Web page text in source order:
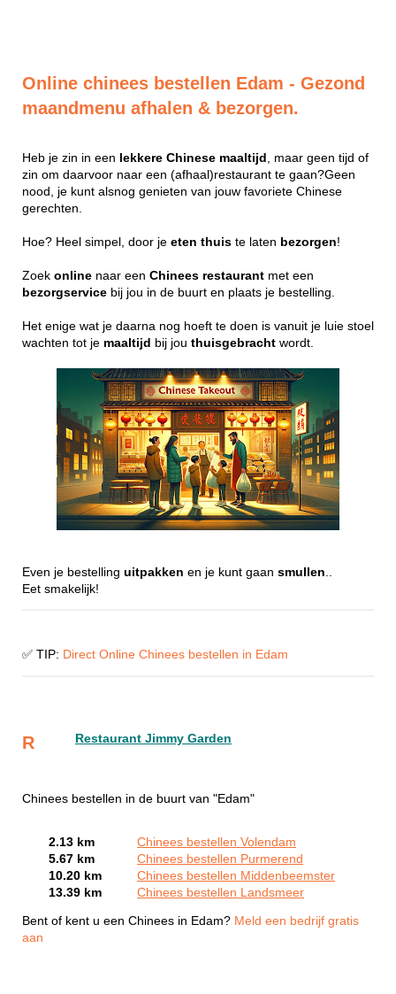
Online chinees bestellen Edam - Gezond
maandmenu afhalen & bezorgen.
Heb je zin in een lekkere Chinese maaltijd , maar geen tijd of
zin om daarvoor naar een (afhaal)restaurant te gaan?Geen
nood, je kunt alsnog genieten van jouw favoriete Chinese
gerechten.
Hoe? Heel simpel, door je eten thuis te laten bezorgen!
Zoek online naar een Chinees restaurant met een
bezorgservice bij jou in de buurt en plaats je bestelling.
Het enige wat je daarna nog hoeft te doen is vanuit je luie stoel
wachten tot je maaltijd bij jou thuisgebracht wordt.
Even je bestelling uitpakken en je kunt gaan smullen
Eet smakelijk!
✅ TIP: Direct Online Chinees bestellen in Edam
R Restaurant Jimmy Garden
Chinees bestellen in de buurt van "Edam"
2.13 km
Chinees bestellen Volendam
5.67 km
Chinees bestellen Purmerend
10.20 km
Chinees bestellen Middenbeemster
13.39 km
Chinees bestellen Landsmeer
Bent of kent u een Chinees in Edam? Meld een bedrijf gratis
aan